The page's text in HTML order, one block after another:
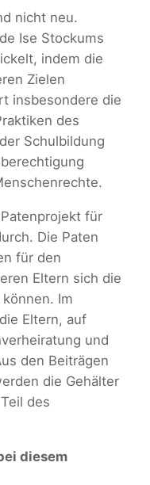
nicht neu.
Ise Stockums
indem die
Zielen
insbesondere die
des
Schulbildung
für
Die Paten
für den
Eltern sich die
Im
Eltern, auf
und
den Beiträgen
die Gehälter
des
diesem